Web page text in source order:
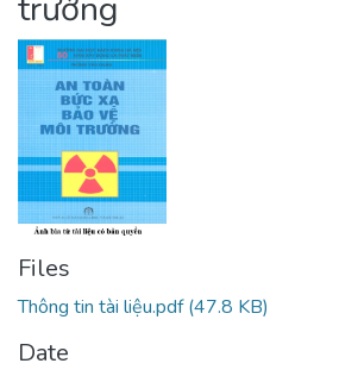
Files
Thông tin tài liệu.pdf(47.8 KB)
Date